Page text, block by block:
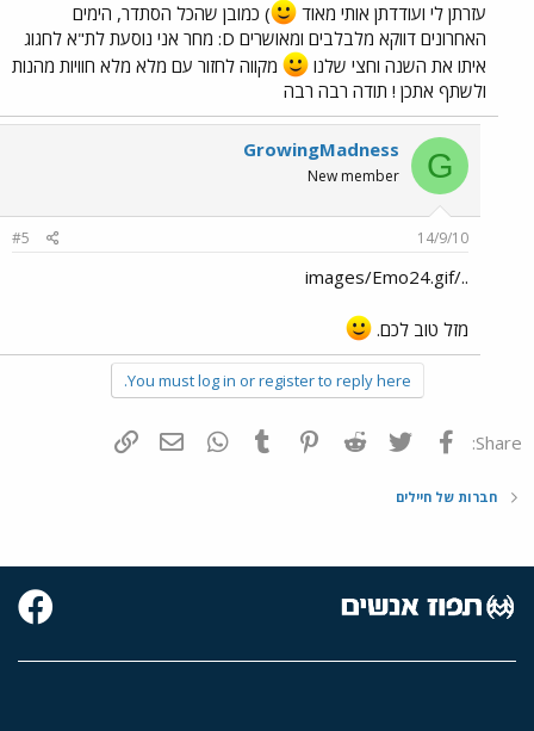
עזרתן לי ועודדתן אותי מאוד
) כמובן שהכל הסתדר, הימים
האחרונים דווקא מלבלבים ומאושרים D: מחר אני נוסעת לת"א לחגוג
איתו את השנה וחצי שלנו
מקווה לחזור עם מלא מלא חוויות מהנות
ולשתף אתכן ! תודה רבה רבה
G
GrowingMadness
New member
14/9/10
#5
../images/Emo24.gif
מזל טוב לכם.
You must log in or register to reply here.
Share: פייסבוק Twitter
Reddit
Pinterest
Tumblr
WhatsAppדואר אלקטרוני
חברות של חיילים